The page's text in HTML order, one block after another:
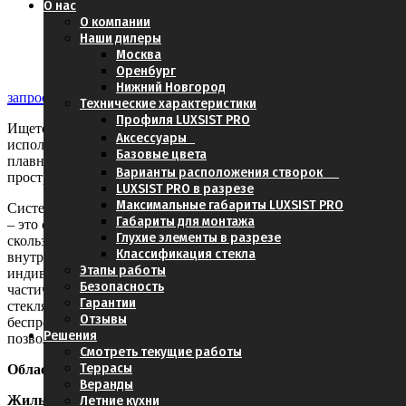
О нас
О компании
Наши дилеры
Москва
Оренбург
Нижний Новгород
Технические характеристики
Профиля LUXSIST PRO
Аксессуары
Базовые цвета
Варианты расположения створок
LUXSIST PRO в разрезе
Максимальные габариты LUXSIST PRO
Габариты для монтажа
Глухие элементы в разрезе
Классификация стекла
Этапы работы
Безопасность
Гарантии
Отзывы
Решения
Смотреть текущие работы
Террасы
Веранды
Летние кухни
запросить презентацию
Ищете складные стеклянные двери для максимального
использования пространства в вашем проекте? Хотите создать
плавный переход между внутренним и внешним
пространством?
Система безрамного раздвижного остекления Cover Glass USA
– это система «открытой концепции», где створки свободно
скользят и складываются под углом 90˚ сбоку. Открываясь как
внутрь, так и наружу, каждая панель системы скользит
индивидуально влево или вправо, позволяя пользователю
частично или полностью открыть систему. Раздвижные
стеклянные стены Cover Glass USA обеспечивают
беспрепятственный обзор, преображая пространство и
позволяя жить в более открытой обстановке.
Области применения
Жилые дома